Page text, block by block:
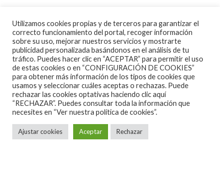
Utilizamos cookies propias y de terceros para garantizar el
correcto funcionamiento del portal, recoger información
sobre su uso, mejorar nuestros servicios y mostrarte
publicidad personalizada basándonos en el análisis de tu
tráfico. Puedes hacer clic en “ACEPTAR” para permitir el uso
de estas cookies o en “CONFIGURACIÓN DE COOKIES”
para obtener más información de los tipos de cookies que
usamos y seleccionar cuáles aceptas o rechazas. Puede
rechazar las cookies optativas haciendo clic aquí
“RECHAZAR”. Puedes consultar toda la información que
necesites en “Ver nuestra política de cookies”.
Ajustar cookies Aceptar Rechazar